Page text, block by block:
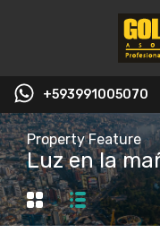
+593991005070
Property Feature
Luz en la